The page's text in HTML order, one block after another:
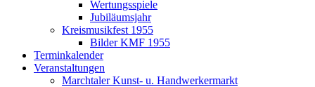
Wertungsspiele
Jubiläumsjahr
Kreismusikfest 1955
Bilder KMF 1955
Terminkalender
Veranstaltungen
Marchtaler Kunst- u. Handwerkermarkt